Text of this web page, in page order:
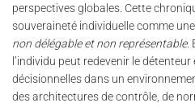
perspectives globales. Cette
souveraineté individuelle comme
non délégable et non représentable.
l’individu peut redevenir le
décisionnelles dans un
des architectures de contrôle, de